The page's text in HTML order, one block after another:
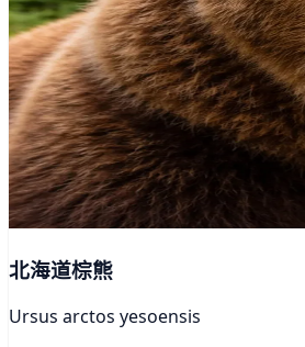
北海道棕熊
Ursus arctos yesoensis